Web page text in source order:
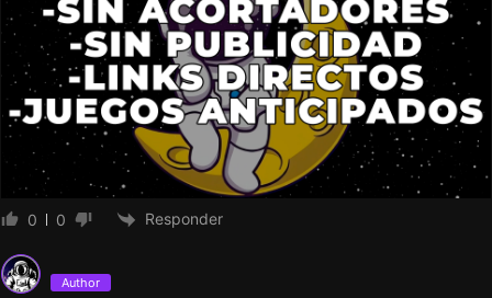
0 0 Responder
Author